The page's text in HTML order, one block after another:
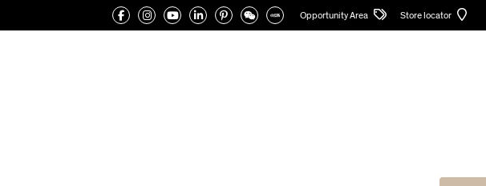
Opportunity Area Store locator